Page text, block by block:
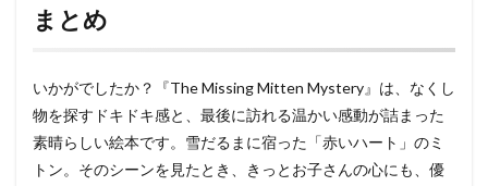
まとめ
いかがでしたか？『The Missing Mitten Mystery』は、なくし
物を探すドキドキ感と、最後に訪れる温かい感動が詰まった
素晴らしい絵本です。雪だるまに宿った「赤いハート」のミ
トン。そのシーンを見たとき、きっとお子さんの心にも、優